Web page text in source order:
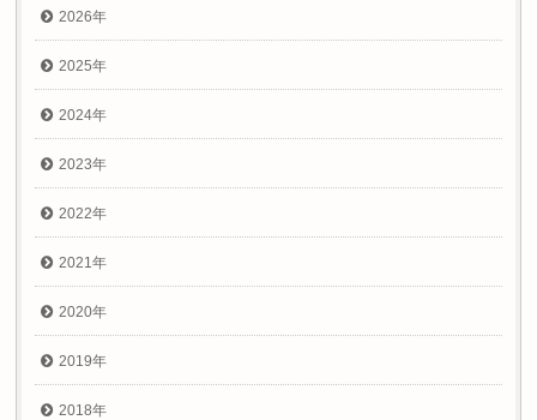
2026年
2025年
2024年
2023年
2022年
2021年
2020年
2019年
2018年